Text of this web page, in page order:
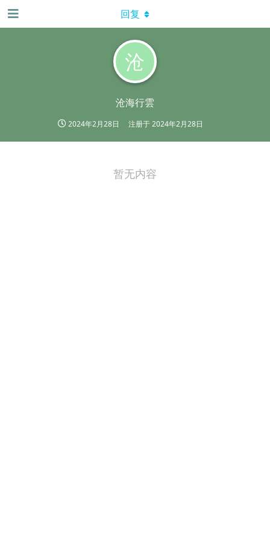
沧
沧海行雲
2024年2月28日 注册于2024年2月28日
回复
暂无内容